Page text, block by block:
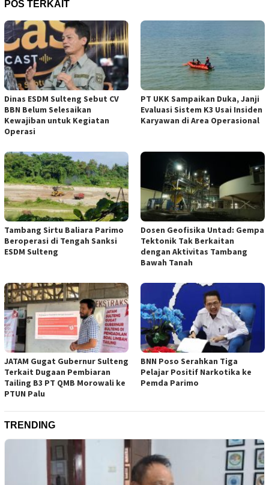
POS TERKAIT
Dinas ESDM Sulteng Sebut CV
BBN Belum Selesaikan
Kewajiban untuk Kegiatan
Operasi
PT UKK Sampaikan Duka, Janji
Evaluasi Sistem K3 Usai Insiden
Karyawan di Area Operasional
Tambang Sirtu Baliara Parimo
Beroperasi di Tengah Sanksi
ESDM Sulteng
Dosen Geofisika Untad: Gempa
Tektonik Tak Berkaitan
dengan Aktivitas Tambang
Bawah Tanah
JATAM Gugat Gubernur Sulteng
Terkait Dugaan Pembiaran
Tailing B3 PT QMB Morowali ke
PTUN Palu
BNN Poso Serahkan Tiga
Pelajar Positif Narkotika ke
Pemda Parimo
TRENDING